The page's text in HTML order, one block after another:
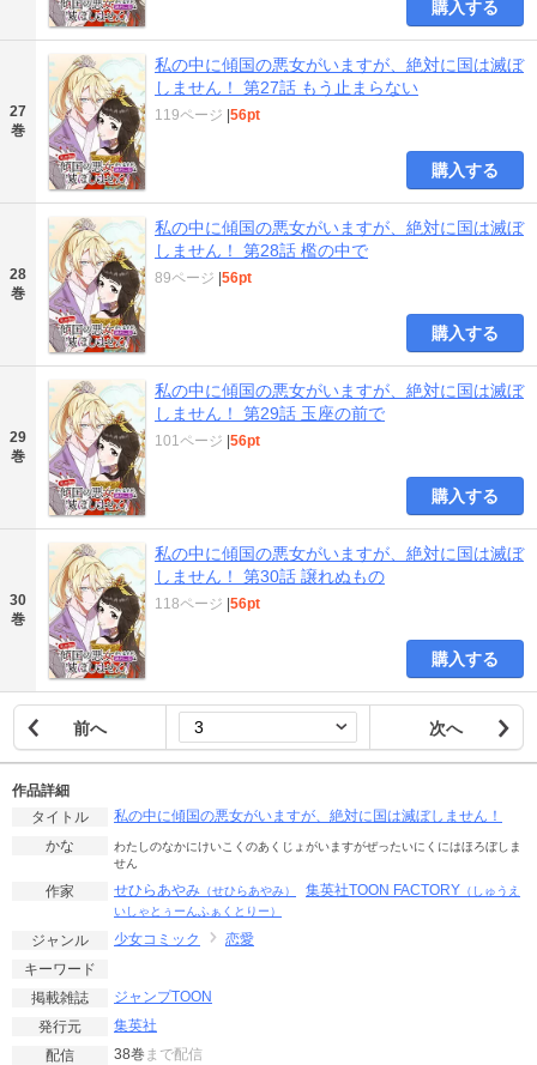
購入する
27
巻
私の中に傾国の悪女がいますが、絶対に国は滅ぼ
しません！ 第27話 もう止まらない
119ページ |56pt
購入する
28
巻
私の中に傾国の悪女がいますが、絶対に国は滅ぼ
しません！ 第28話 檻の中で
89ページ |56pt
購入する
29
巻
私の中に傾国の悪女がいますが、絶対に国は滅ぼ
しません！ 第29話 玉座の前で
101ページ |56pt
購入する
30
巻
私の中に傾国の悪女がいますが、絶対に国は滅ぼ
しません！ 第30話 譲れぬもの
118ページ |56pt
購入する
前へ 次へ
作品詳細
タイトル
私の中に傾国の悪女がいますが、絶対に国は滅ぼしません！
かな
わたしのなかにけいこくのあくじょがいますがぜったいにくにはほろぼしま
せん
作家 せひらあやみ （せひらあやみ） 集英社TOON FACTORY （しゅうえ
いしゃとぅーんふぁくとりー）
ジャンル 少女コミック
恋愛
キーワード
掲載雑誌
ジャンプTOON
発行元
集英社
配信
38巻 まで配信